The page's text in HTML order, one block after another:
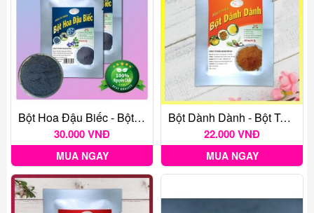
Bột Hoa Đậu Biếc - Bột Tạo Màu Thực Phẩm Tự Nhiên Gói 20G
30.000 VNĐ
MUA NGAY
Bột Dành Dành - Bột Tạo Màu Thực Phẩm Tự Nhiên Gói 20G
22.000 VNĐ
MUA NGAY